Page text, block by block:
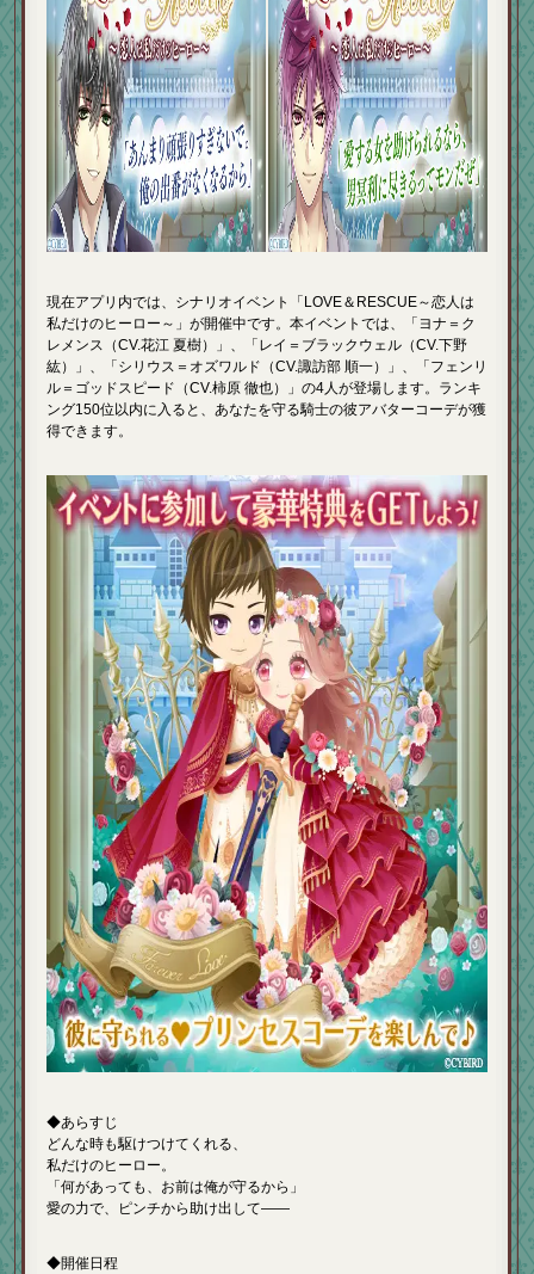
現在アプリ内では、シナリオイベント「LOVE＆RESCUE～恋人は
私だけのヒーロー～」が開催中です。本イベントでは、「ヨナ＝ク
レメンス（CV.花江 夏樹）」、「レイ＝ブラックウェル（CV.下野
紘）」、「シリウス＝オズワルド（CV.諏訪部 順一）」、「フェンリ
ル＝ゴッドスピード（CV.柿原 徹也）」の4人が登場します。ランキ
ング150位以内に入ると、あなたを守る騎士の彼アバターコーデが獲
得できます。
◆あらすじ
どんな時も駆けつけてくれる、
私だけのヒーロー。
「何があっても、お前は俺が守るから」
愛の力で、ピンチから助け出して――
◆開催日程